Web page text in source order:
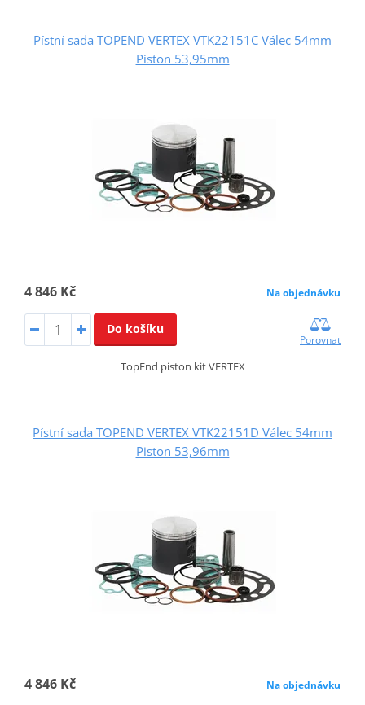
Pístní sada TOPEND VERTEX VTK22151C Válec 54mm
Piston 53,95mm
4 846 Kč Na objednávku
Do košíku
Porovnat
TopEnd piston kit VERTEX
Pístní sada TOPEND VERTEX VTK22151D Válec 54mm
Piston 53,96mm
4 846 Kč Na objednávku